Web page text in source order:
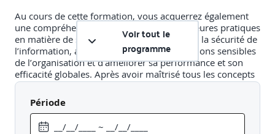
Au cours de cette formation, vous acquerrez également
une compréhension approfondie des meilleures pratiques
en matière de systèmes de management de la sécurité de
l’information, afin de sécuriser les informations sensibles
de l’organisation et d’améliorer sa performance et son
efficacité globales. Après avoir maîtrisé tous les concepts
essentiels liés aux systèmes de management de la
sécurité de l’information, vous pourrez passer l’examen et
postuler pour la certification
27001 Lead Implementer »
Voir tout le
programme
Période